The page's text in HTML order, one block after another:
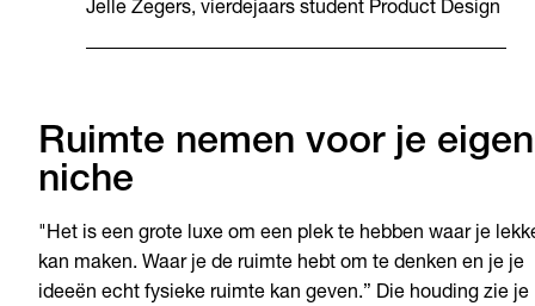
Jelle Zegers, vierdejaars student Product Design
Ruimte nemen voor je eigen
niche
"Het is een grote luxe om een plek te hebben waar je
kan maken. Waar je de ruimte hebt om te denken en je je
ideeën echt fysieke ruimte kan geven.” Die houding zie je